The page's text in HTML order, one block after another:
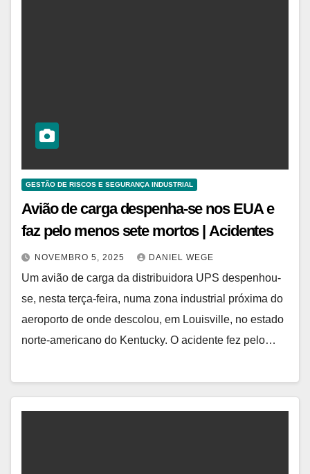
GESTÃO DE RISCOS E SEGURANÇA INDUSTRIAL
Avião de carga despenha-se nos EUA e
faz pelo menos sete mortos | Acidentes
NOVEMBRO 5, 2025 DANIEL WEGE
Um avião de carga da distribuidora UPS despenhou-
se, nesta terça-feira, numa zona industrial próxima do
aeroporto de onde descolou, em Louisville, no estado
norte-americano do Kentucky. O acidente fez pelo…